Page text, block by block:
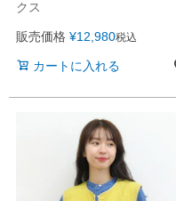
クス
販売価格 ¥12,980税込
カートに入れる